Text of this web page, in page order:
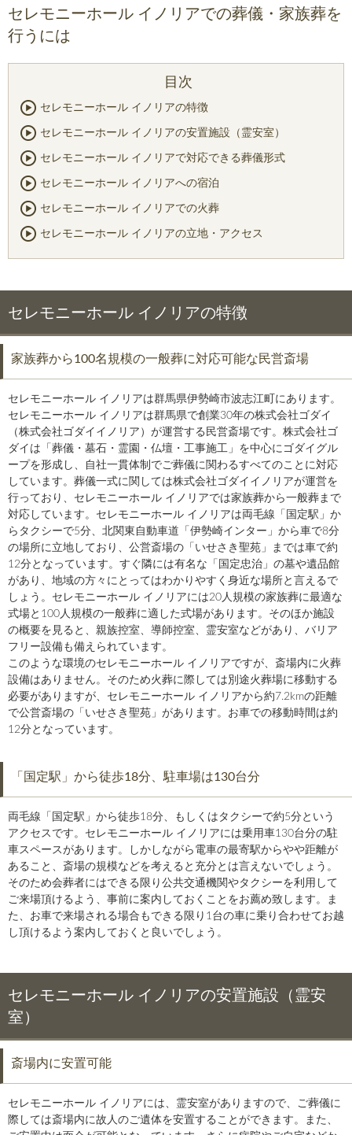
セレモニーホール イノリアでの葬儀・家族葬を
行うには
セレモニーホール イノリアの特徴
セレモニーホール イノリアの安置施設（霊安室）
セレモニーホール イノリアで対応できる葬儀形式
セレモニーホール イノリアへの宿泊
セレモニーホール イノリアでの火葬
セレモニーホール イノリアの立地・アクセス
セレモニーホール イノリアの特徴
家族葬から100名規模の一般葬に対応可能な民営斎場
セレモニーホール イノリアは群馬県伊勢崎市波志江町にあります。
セレモニーホール イノリアは群馬県で創業30年の株式会社ゴダイ
（株式会社ゴダイイノリア）が運営する民営斎場です。株式会社ゴ
ダイは「葬儀・墓石・霊園・仏壇・工事施工」を中心にゴダイグル
ープを形成し、自社一貫体制でご葬儀に関わるすべてのことに対応
しています。葬儀一式に関しては株式会社ゴダイイノリアが運営を
行っており、セレモニーホール イノリアでは家族葬から一般葬まで
対応しています。セレモニーホール イノリアは両毛線「国定駅」か
らタクシーで5分、北関東自動車道「伊勢崎インター」から車で8分
の場所に立地しており、公営斎場の「いせさき聖苑」までは車で約
12分となっています。すぐ隣には有名な「国定忠治」の墓や遺品館
があり、地域の方々にとってはわかりやすく身近な場所と言えるで
しょう。セレモニーホール イノリアには20人規模の家族葬に最適な
式場と100人規模の一般葬に適した式場があります。そのほか施設
の概要を見ると、親族控室、導師控室、霊安室などがあり、バリア
フリー設備も備えられています。
このような環境のセレモニーホール イノリアですが、斎場内に火葬
設備はありません。そのため火葬に際しては別途火葬場に移動する
必要がありますが、セレモニーホール イノリアから約7.2kmの距離
で公営斎場の「いせさき聖苑」があります。お車での移動時間は約
12分となっています。
「国定駅」から徒歩18分、駐車場は130台分
両毛線「国定駅」から徒歩18分、もしくはタクシーで約5分という
アクセスです。セレモニーホール イノリアには乗用車130台分の駐
車スペースがあります。しかしながら電車の最寄駅からやや距離が
あること、斎場の規模などを考えると充分とは言えないでしょう。
そのため会葬者にはできる限り公共交通機関やタクシーを利用して
ご来場頂けるよう、事前に案内しておくことをお薦め致します。ま
た、お車で来場される場合もできる限り1台の車に乗り合わせてお越
し頂けるよう案内しておくと良いでしょう。
セレモニーホール イノリアの安置施設（霊安
室）
斎場内に安置可能
セレモニーホール イノリアには、霊安室がありますので、ご葬儀に
際しては斎場内に故人のご遺体を安置することができます。また、